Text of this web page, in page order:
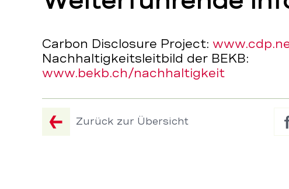
Carbon Disclosure Project:
Nachhaltigkeitsleitbild der BEKB:
www.bekb.ch/nachhaltigkeit
Zurück zur Übersicht